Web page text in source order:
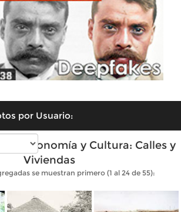
por Usuario:
de Economía y Cultura: Calles y
Viviendas
se muestran primero (1 al 24 de 55):